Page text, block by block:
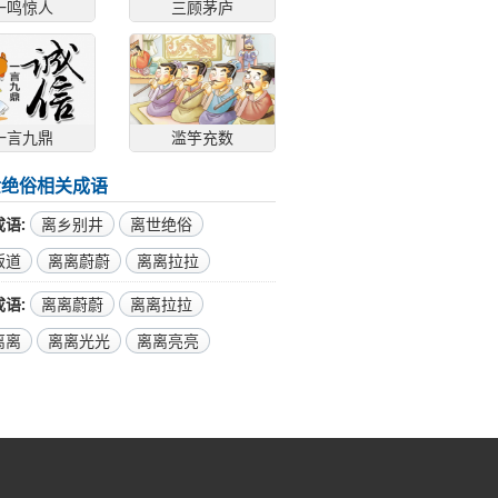
鸣惊人 三顾茅庐
言九鼎 滥竽充数
俗相关成语
语 离乡别井
离世绝俗
道
离离蔚蔚 离离拉拉
语 离离蔚蔚
离离拉拉
离
离离光光 离离亮亮